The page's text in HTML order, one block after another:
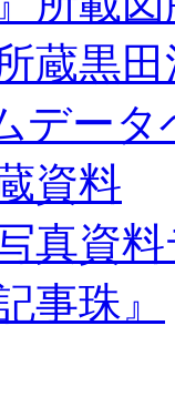
蔵黒
データ
資料
真資
事珠』